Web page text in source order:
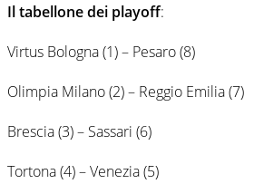
Il tabellone dei playoff:
Virtus Bologna (1) – Pesaro (8)
Olimpia Milano (2) – Reggio Emilia (7)
Brescia (3) – Sassari (6)
Tortona (4) – Venezia (5)